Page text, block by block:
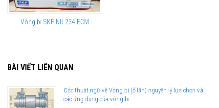
Vòng bi SKF NU 234 ECM
BÀI VIẾT LIÊN QUAN
Các thuật ngữ về Vòng bi (ổ lăn) nguyên lý lựa chọn và
các ứng dụng của vòng bi